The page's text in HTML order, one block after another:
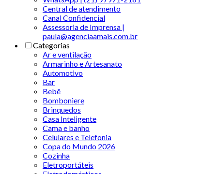
Central de atendimento
Canal Confidencial
Assessoria de Imprensa |
paula@agenciaamais.com.br
Categorias
Ar e ventilação
Armarinho e Artesanato
Automotivo
Bar
Bebê
Bomboniere
Brinquedos
Casa Inteligente
Cama e banho
Celulares e Telefonia
Copa do Mundo 2026
Cozinha
Eletroportáteis